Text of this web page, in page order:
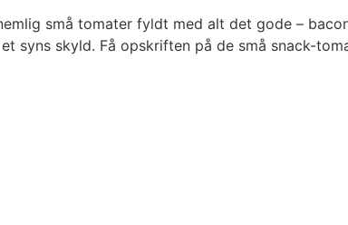
små tomater fyldt med alt det gode –
syns skyld. Få opskriften på de små snack-